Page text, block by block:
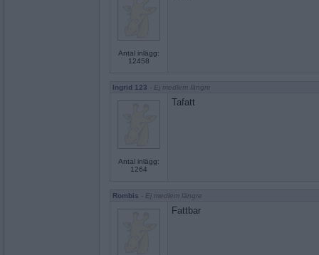
Antal inlägg:
12458
Ingrid 123 - Ej medlem längre
Antal inlägg:
1264
Tafatt
Rombis - Ej medlem längre
Fattbar